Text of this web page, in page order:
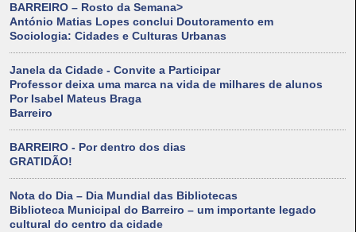
BARREIRO – Rosto da Semana>
António Matias Lopes conclui Doutoramento em
Sociologia: Cidades e Culturas Urbanas
Janela da Cidade - Convite a Participar
Professor deixa uma marca na vida de milhares de alunos
Por Isabel Mateus Braga
Barreiro
BARREIRO - Por dentro dos dias
GRATIDÃO!
Nota do Dia – Dia Mundial das Bibliotecas
Biblioteca Municipal do Barreiro – um importante legado
cultural do centro da cidade